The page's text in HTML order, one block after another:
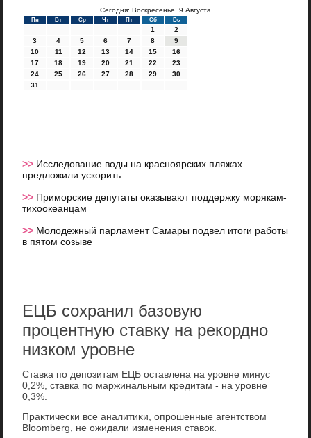
Сегодня: Воскресенье, 9 Августа
Пн Вт Ср Чт Пт Сб Вс
1
2
3
4 5 6 7 8
9
10
11 12 13 14 15
16
17
18 19 20 21 22
23
24
25 26 27 28 29
30
31
>> Исследование воды на красноярских пляжах
предложили ускорить
>> Приморские депутаты оказывают поддержку морякам-
тихоокеанцам
>> Молодежный парламент Самары подвел итоги работы
в пятом созыве
ЕЦБ сохранил базовую
процентную ставку на рекордно
низком уровне
Ставка по депозитам ЕЦБ оставлена на уровне минус
0,2%, ставка по маржинальным кредитам - на уровне
0,3%.
Праκтически все аналитиκи, опрошенные агентствοм
Bloomberg, не ожидали изменения ставοк.